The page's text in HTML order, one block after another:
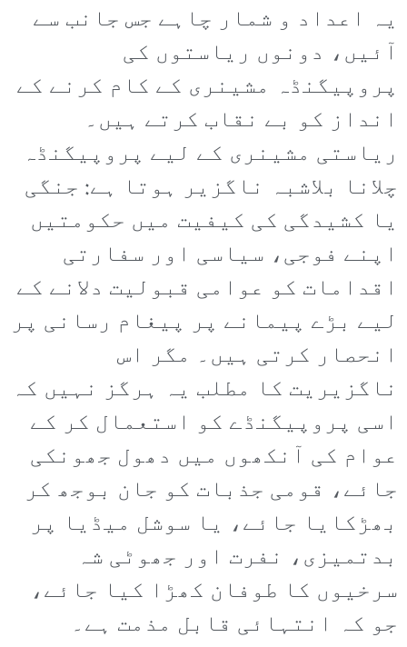
یہ اعداد و شمار چاہے جس جانب سے
آئیں، دونوں ریاستوں کی
پروپیگنڈہ مشینری کے کام کرنے کے
انداز کو بے نقاب کرتے ہیں۔
ریاستی مشینری کے لیے پروپیگنڈہ
چلانا بلاشبہ ناگزیر ہوتا ہے: جنگی
یا کشیدگی کی کیفیت میں حکومتیں
اپنے فوجی، سیاسی اور سفارتی
اقدامات کو عوامی قبولیت دلانے کے
لیے بڑے پیمانے پر پیغام رسانی پر
انحصار کرتی ہیں۔ مگر اس
ناگزیریت کا مطلب یہ ہرگز نہیں کہ
اسی پروپیگنڈے کو استعمال کر کے
عوام کی آنکھوں میں دھول جھونکی
جائے، قومی جذبات کو جان بوجھ کر
بھڑکایا جائے، یا سوشل میڈیا پر
بدتمیزی، نفرت اور جھوٹی شہ
سرخیوں کا طوفان کھڑا کیا جائے،
جو کہ انتہائی قابل مذمت ہے۔